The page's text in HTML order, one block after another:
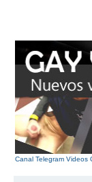
Canal Telegram Videos